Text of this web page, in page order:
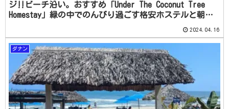
ジ‼ビーチ沿い。おすすめ「Under The Coconut Tree
Homestay」緑の中でのんびり過ごす格安ホステルと朝市
2024.04.16
ダナン